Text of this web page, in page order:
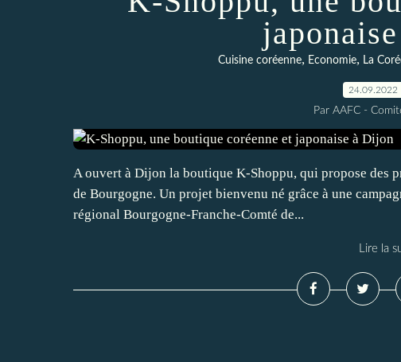
Cuisine coréenne, Economie, La
24.09.2022
Par AAFC -
A ouvert à Dijon la boutique K-Shoppu, qui propose des
de Bourgogne. Un projet bienvenu né grâce à une
régional Bourgogne-Franche-Comté de...
Lire la